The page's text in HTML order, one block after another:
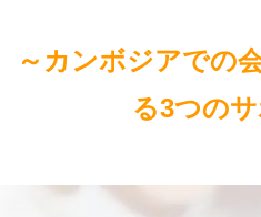
～カンボジアでの
る3つの